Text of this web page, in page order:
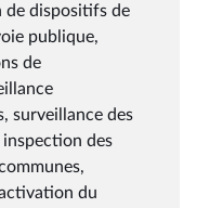
dispositifs de
publique,
de
surveillance des
des
du